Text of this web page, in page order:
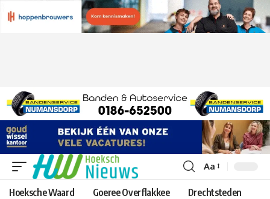
Lettergrootte
aanpassen
Aa
Hoeksche Waard Goeree Overflakkee Drechtsteden